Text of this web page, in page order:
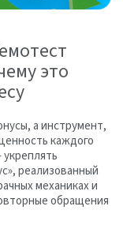
это
а инструмент,
каждого
реализованный
механиках и
обращения